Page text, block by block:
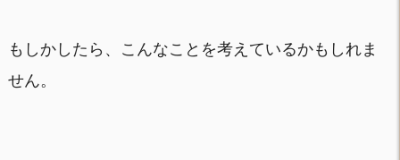
もしかしたら、こんなことを考えているかもしれま
せん。